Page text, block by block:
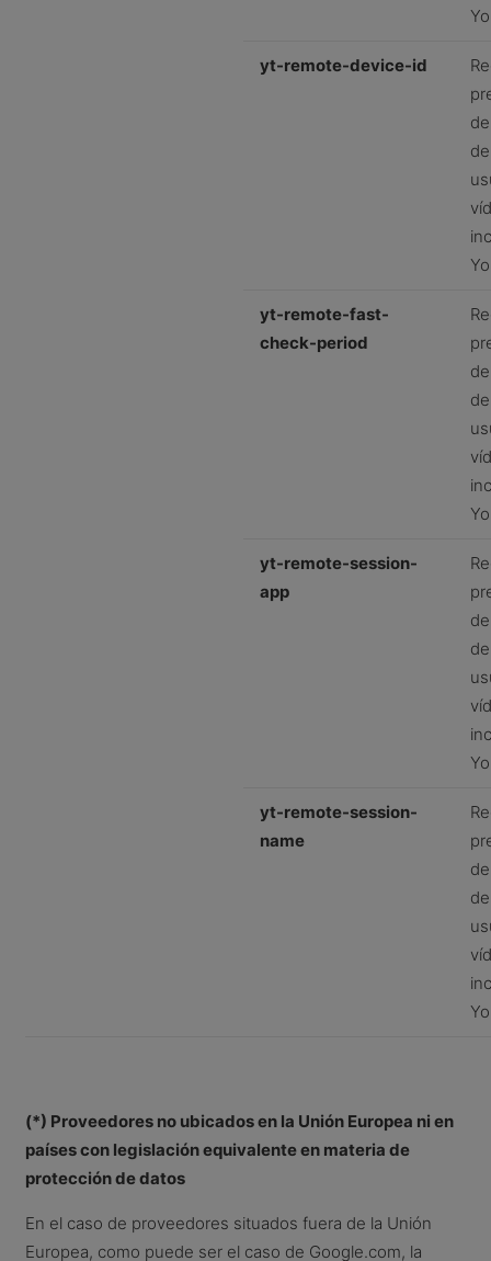
yt-remote-device-id
yt-remote-fast-
check-period
yt-remote-session-
app
yt-remote-session-
name
(*) Proveedores no ubicados en la Unión Europea ni en
países con legislación equivalente en materia de
protección de datos
En el caso de proveedores situados fuera de la Unión
Europea, como puede ser el caso de Google.com, la